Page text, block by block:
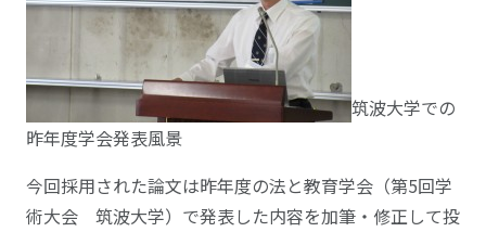
筑波大学での
昨年度学会発表風景
今回採用された論文は昨年度の法と教育学会（第5回学
術大会 筑波大学）で発表した内容を加筆・修正して投